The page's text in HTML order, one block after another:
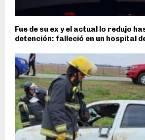
Fue de su ex y el actual lo redujo
detención: falleció en un hospital